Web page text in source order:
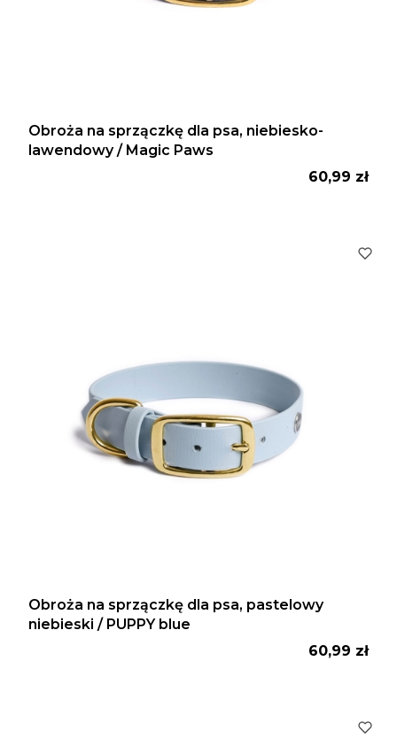
Obroża na sprzączkę dla psa, niebiesko-
lawendowy / Magic Paws
Cena
60,99 zł
Obroża na sprzączkę dla psa, pastelowy
niebieski / PUPPY blue
Cena
60,99 zł